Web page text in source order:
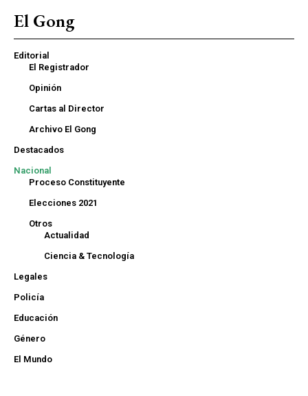
El Gong
Editorial
El Registrador
Opinión
Cartas al Director
Archivo El Gong
Destacados
Nacional
Proceso Constituyente
Elecciones 2021
Otros
Actualidad
Ciencia & Tecnología
Legales
Policía
Educación
Género
El Mundo